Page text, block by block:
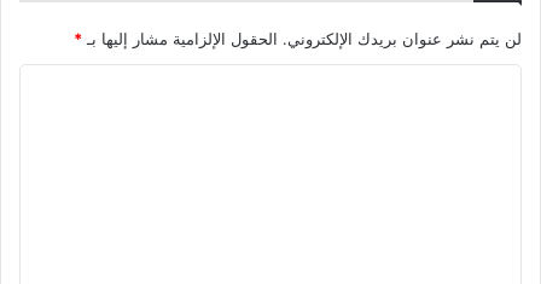
لن يتم نشر عنوان بريدك الإلكتروني. الحقول الإلزامية مشار إليها بـ*